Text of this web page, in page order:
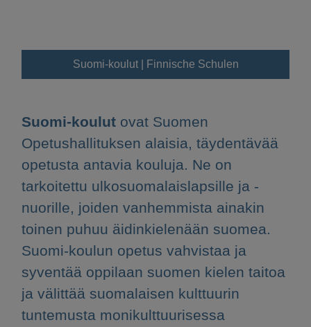
Suomi-koulut | Finnische Schulen
Suomi-koulut ovat Suomen
Opetushallituksen alaisia, täydentävää
opetusta antavia kouluja. Ne on
tarkoitettu ulkosuomalaislapsille ja -
nuorille, joiden vanhemmista ainakin
toinen puhuu äidinkielenään suomea.
Suomi-koulun opetus vahvistaa ja
syventää oppilaan suomen kielen taitoa
ja välittää suomalaisen kulttuurin
tuntemusta monikulttuurisessa